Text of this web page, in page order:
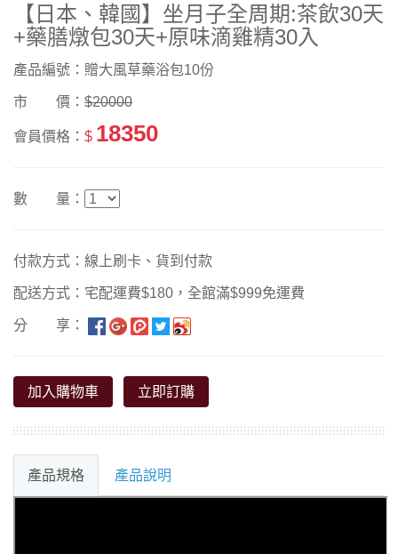
【日本、韓國】坐月子全周期:茶飲30天
+藥膳燉包30天+原味滴雞精30入
產品編號：贈大風草藥浴包10份
市 價： $20000
會員價格： $ 18350
數 量：
付款方式：線上刷卡、貨到付款
配送方式：宅配運費$180，全館滿$999免運費
分 享：
加入購物車 立即訂購
產品規格 產品說明